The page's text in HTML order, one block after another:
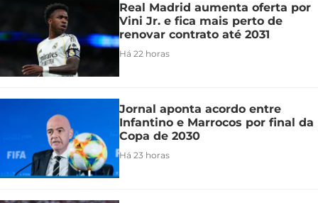
Real Madrid aumenta oferta por
Vini Jr. e fica mais perto de
renovar contrato até 2031
Há 22 horas
Jornal aponta acordo entre
Infantino e Marrocos por final da
Copa de 2030
Há 23 horas